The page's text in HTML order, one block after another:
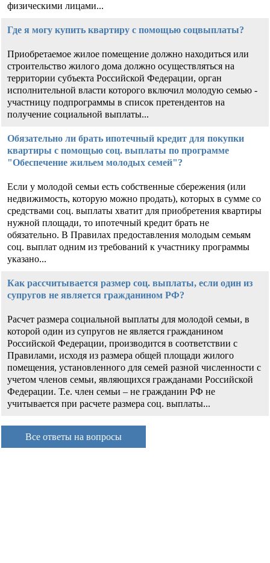
физическими лицами...
Где я могу купить квартиру с помощью соцвыплаты?
Приобретаемое жилое помещение должно находиться или
строительство жилого дома должно осуществляться на
территории субъекта Российской Федерации, орган
исполнительной власти которого включил молодую семью -
участницу подпрограммы в список претендентов на
получение социальной выплаты...
Обязательно ли брать ипотечный кредит для покупки
квартиры с помощью соц. выплаты по программе
"Обеспечение жильем молодых семей"?
Если у молодой семьи есть собственные сбережения (или
недвижимость, которую можно продать), которых в сумме со
средствами соц. выплаты хватит для приобретения квартиры
нужной площади, то ипотечный кредит брать не
обязательно. В Правилах предоставления молодым семьям
соц. выплат одним из требований к участнику программы
указано...
Как рассчитывается размер соц. выплаты, если один из
супругов не является гражданином РФ?
Расчет размера социальной выплаты для молодой семьи, в
которой один из супругов не является гражданином
Российской Федерации, производится в соответствии с
Правилами, исходя из размера общей площади жилого
помещения, установленного для семей разной численности с
учетом членов семьи, являющихся гражданами Российской
Федерации. Т.е. член семьи – не гражданин РФ не
учитывается при расчете размера соц. выплаты...
Все ответы на вопросы